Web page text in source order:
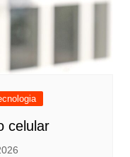
celular